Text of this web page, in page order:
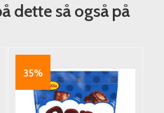
dette så også på
35%